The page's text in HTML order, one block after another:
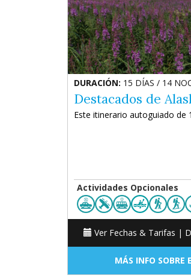
DURACIÓN: 15 DÍAS / 14
Destacados de
Este itinerario autoguiado de
Actividades Opcionales
Ver Fechas & Tarifas |
MÁS INFO SOBRE